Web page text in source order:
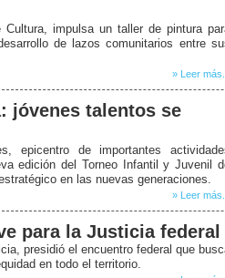
impulsa un taller de pintura
de lazos comunitarios entre
» Leer más...
jóvenes talentos se
epicentro de importantes
edición del Torneo Infantil y Juvenil
en las nuevas generaciones.
» Leer más...
para la Justicia federal
presidió el encuentro federal que
en todo el territorio.